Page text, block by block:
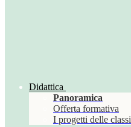
Didattica
Panoramica
Offerta formativa
I progetti delle classi